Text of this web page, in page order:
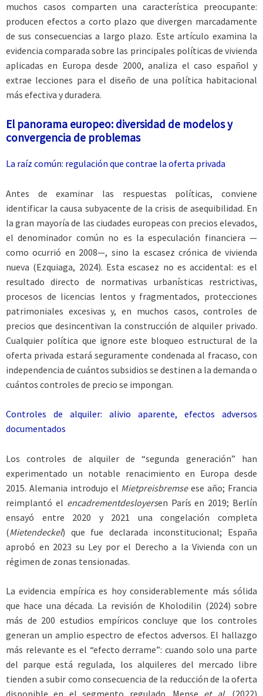
muchos casos comparten una característica preocupante:
producen efectos a corto plazo que divergen marcadamente
de sus consecuencias a largo plazo. Este artículo examina la
evidencia comparada sobre las principales políticas de vivienda
aplicadas en Europa desde 2000, analiza el caso español y
extrae lecciones para el diseño de una política habitacional
más efectiva y duradera.
El panorama europeo: diversidad de modelos y
convergencia de problemas
La raíz común: regulación que contrae la oferta privada
Antes de examinar las respuestas políticas, conviene
identificar la causa subyacente de la crisis de asequibilidad. En
la gran mayoría de las ciudades europeas con precios elevados,
el denominador común no es la especulación financiera —
como ocurrió en 2008—, sino la escasez crónica de vivienda
nueva (Ezquiaga, 2024). Esta escasez no es accidental: es el
resultado directo de normativas urbanísticas restrictivas,
procesos de licencias lentos y fragmentados, protecciones
patrimoniales excesivas y, en muchos casos, controles de
precios que desincentivan la construcción de alquiler privado.
Cualquier política que ignore este bloqueo estructural de la
oferta privada estará seguramente condenada al fracaso, con
independencia de cuántos subsidios se destinen a la demanda o
cuántos controles de precio se impongan.
Controles de alquiler: alivio aparente, efectos adversos
documentados
Los controles de alquiler de “segunda generación” han
experimentado un notable renacimiento en Europa desde
2015. Alemania introdujo el Mietpreisbremseese año; Francia
reimplantó el encadrementdesloyersen París en 2019; Berlín
ensayó entre 2020 y 2021 una congelación completa
(Mietendeckel) que fue declarada inconstitucional; España
aprobó en 2023 su Ley por el Derecho a la Vivienda con un
régimen de zonas tensionadas.
La evidencia empírica es hoy considerablemente más sólida
que hace una década. La revisión de Kholodilin (2024) sobre
más de 200 estudios empíricos concluye que los controles
generan un amplio espectro de efectos adversos. El hallazgo
más relevante es el “efecto derrame”: cuando solo una parte
del parque está regulada, los alquileres del mercado libre
tienden a subir como consecuencia de la reducción de la oferta